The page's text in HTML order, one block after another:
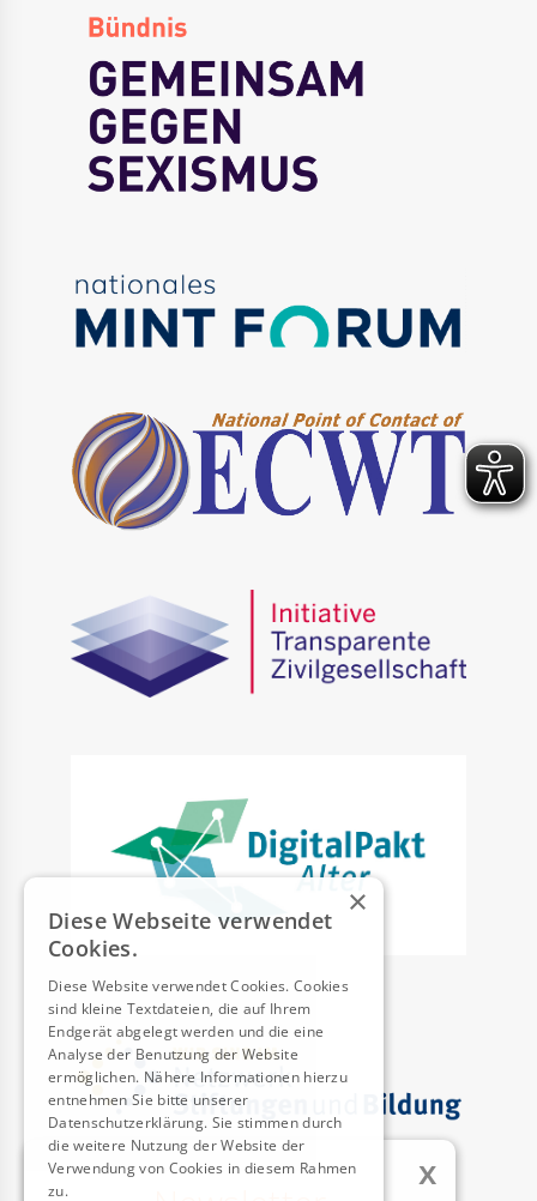
x
×
Diese Webseite verwendet
Cookies.
Diese Website verwendet Cookies. Cookies
sind kleine Textdateien, die auf Ihrem
Endgerät abgelegt werden und die eine
Analyse der Benutzung der Website
ermöglichen. Nähere Informationen hierzu
entnehmen Sie bitte unserer
Datenschutzerklärung. Sie stimmen durch
die weitere Nutzung der Website der
Verwendung von Cookies in diesem Rahmen
zu.